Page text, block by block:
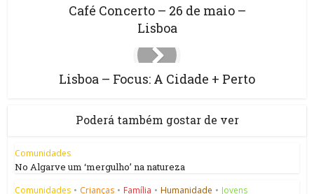
Café Concerto – 26 de maio –
Lisboa
Lisboa – Focus: A Cidade + Perto
Poderá também gostar de ver
Comunidades
No Algarve um ‘mergulho’ na natureza
Comunidades • Crianças • Família • Humanidade • Jovens